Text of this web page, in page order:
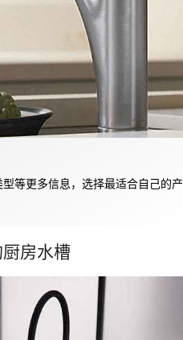
等更多信息，选择最适合自己的产
房水槽